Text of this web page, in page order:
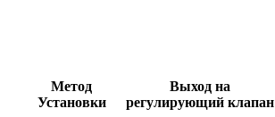
Метод
Установки
Выход на
регулирующий клапан